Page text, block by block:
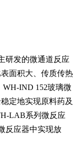
研发的微通道反应
面积大、传质传热
IND 152玻璃微
定地实现原料药及
LAB系列微反应
反应器中实现放